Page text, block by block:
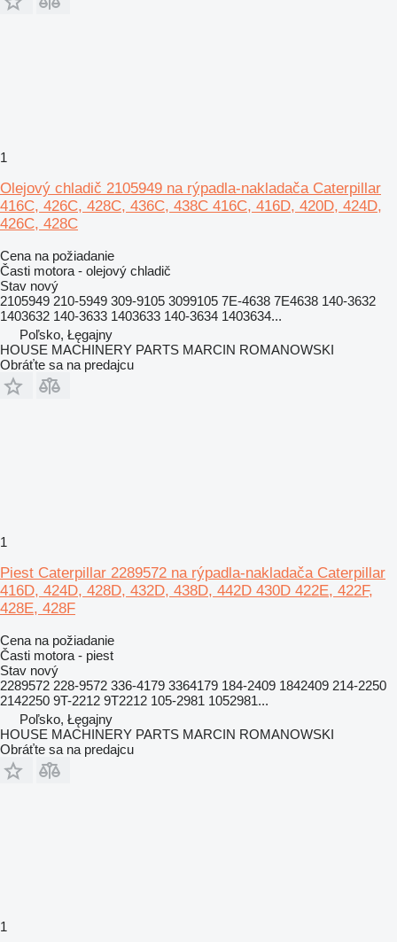
1
Olejový chladič 2105949 na rýpadla-nakladača Caterpillar
416C, 426C, 428C, 436C, 438C 416C, 416D, 420D, 424D,
426C, 428C
Cena na požiadanie
Časti motora - olejový chladič
Stav nový
2105949 210-5949 309-9105 3099105 7E-4638 7E4638 140-3632
1403632 140-3633 1403633 140-3634 1403634...
Poľsko, Łęgajny
HOUSE MACHINERY PARTS MARCIN ROMANOWSKI
Obráťte sa na predajcu
1
Piest Caterpillar 2289572 na rýpadla-nakladača Caterpillar
416D, 424D, 428D, 432D, 438D, 442D 430D 422E, 422F,
428E, 428F
Cena na požiadanie
Časti motora - piest
Stav nový
2289572 228-9572 336-4179 3364179 184-2409 1842409 214-2250
2142250 9T-2212 9T2212 105-2981 1052981...
Poľsko, Łęgajny
HOUSE MACHINERY PARTS MARCIN ROMANOWSKI
Obráťte sa na predajcu
1